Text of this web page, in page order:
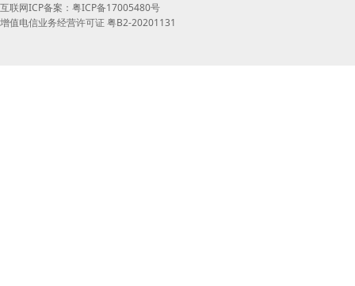
互联网ICP备案：粤ICP备17005480号
增值电信业务经营许可证 粤B2-20201131